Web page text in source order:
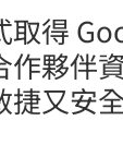
取得
夥伴
捷又安